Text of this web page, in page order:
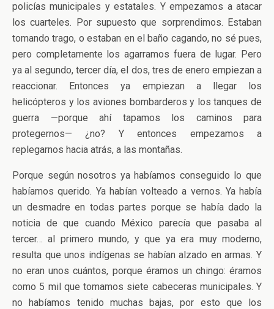
policías municipales y estatales. Y empezamos a atacar
los cuarteles. Por supuesto que sorprendimos. Estaban
tomando trago, o estaban en el baño cagando, no sé pues,
pero completamente los agarramos fuera de lugar. Pero
ya al segundo, tercer día, el dos, tres de enero empiezan a
reaccionar. Entonces ya empiezan a llegar los
helicópteros y los aviones bombarderos y los tanques de
guerra —porque ahí tapamos los caminos para
protegernos— ¿no? Y entonces empezamos a
replegarnos hacia atrás, a las montañas.
Porque según nosotros ya habíamos conseguido lo que
habíamos querido. Ya habían volteado a vernos. Ya había
un desmadre en todas partes porque se había dado la
noticia de que cuando México parecía que pasaba al
tercer… al primero mundo, y que ya era muy moderno,
resulta que unos indígenas se habían alzado en armas. Y
no eran unos cuántos, porque éramos un chingo: éramos
como 5 mil que tomamos siete cabeceras municipales. Y
no habíamos tenido muchas bajas, por esto que los